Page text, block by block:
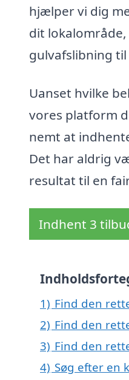
hjælper vi dig
dit
gulvafslibning
Uanset hvilke
vores platform
nemt at
Det har aldrig
resultat til en
Indhent 3
1) Find den
2) Find den
3) Find den
4) Søg efter en